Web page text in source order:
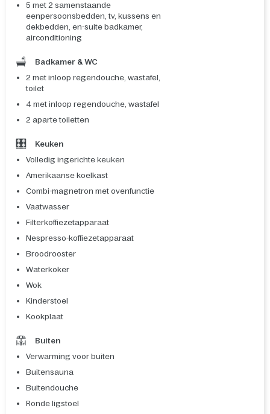
5 met 2 samenstaande
eenpersoonsbedden, tv, kussens en
dekbedden, en-suite badkamer,
airconditioning
Badkamer & WC
2 met inloop regendouche, wastafel,
toilet
4 met inloop regendouche, wastafel
2 aparte toiletten
Keuken
Volledig ingerichte keuken
Amerikaanse koelkast
Combi-magnetron met ovenfunctie
Vaatwasser
Filterkoffiezetapparaat
Nespresso-koffiezetapparaat
Broodrooster
Waterkoker
Wok
Kinderstoel
Kookplaat
Buiten
Verwarming voor buiten
Buitensauna
Buitendouche
Ronde ligstoel